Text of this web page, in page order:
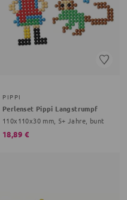
PIPPI
Perlenset Pippi Langstrumpf
110x110x30 mm, 5+ Jahre, bunt
18,89 €